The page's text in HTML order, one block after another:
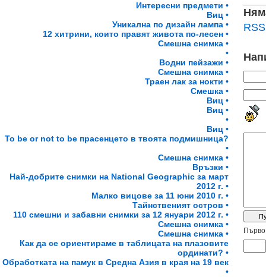
Първо
Интересни предмети •
Виц •
Уникална по дизайн лампа •
12 хитрини, които правят живота по-лесен •
Смешна снимка •
•
Водни пейзажи •
Смешна снимка •
Траен лак за нокти •
Смешка •
Виц •
Виц •
•
Виц •
To be or not to be прасенцето в твоята подмишница?
•
Смешна снимка •
Връзки •
Най-добрите снимки на National Geographic за март
2012 г. •
Малко вицове за 11 юни 2010 г. •
Тайнственият остров •
110 смешни и забавни снимки за 12 януари 2012 г. •
Смешна снимка •
Смешна снимка •
Как да се ориентираме в таблицата на плазовите
ординати? •
Обработката на памук в Средна Азия в края на 19 век
•